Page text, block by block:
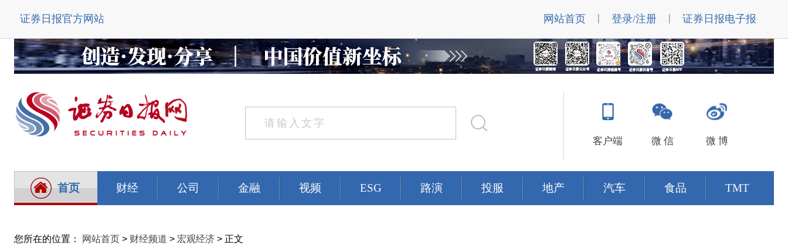
证券日报官方网站 网站首页 | 登录/注册 | 证券日报电子报
客户端 微 信 微 博
首页 财经 公司 金融 视频 ESG 路演 投服 地产 汽车 食品 TMT
您所在的位置： 网站首页 > 财经频道 > 宏观经济 > 正文